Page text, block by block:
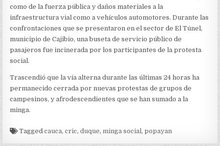
como de la fuerza pública y daños materiales a la
infraestructura vial como a vehículos automotores. Durante las
confrontaciones que se presentaron en el sector de El Túnel,
municipio de Cajibio, una buseta de servicio público de
pasajeros fue incinerada por los participantes de la protesta
social.
Trascendió que la vía alterna durante las últimas 24 horas ha
permanecido cerrada por nuevas protestas de grupos de
campesinos, y afrodescendientes que se han sumado a la
minga.
Taggedcauca,cric,duque,minga social,popayan